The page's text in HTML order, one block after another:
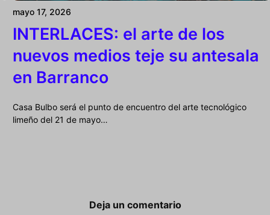
mayo 17, 2026
INTERLACES: el arte de los
nuevos medios teje su antesala
en Barranco
Casa Bulbo será el punto de encuentro del arte tecnológico
limeño del 21 de mayo…
Deja un comentario